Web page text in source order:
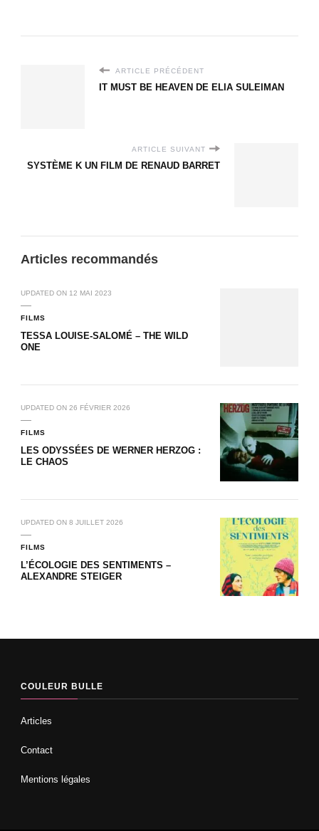
ARTICLE PRÉCÉDENT
IT MUST BE HEAVEN DE ELIA SULEIMAN
ARTICLE SUIVANT
SYSTÈME K UN FILM DE RENAUD BARRET
Articles recommandés
UPDATED ON 12 MAI 2023
FILMS
TESSA LOUISE-SALOMÉ – THE WILD
ONE
UPDATED ON 26 FÉVRIER 2026
FILMS
LES ODYSSÉES DE WERNER HERZOG :
LE CHAOS
UPDATED ON 8 JUILLET 2026
FILMS
L’ÉCOLOGIE DES SENTIMENTS –
ALEXANDRE STEIGER
COULEUR BULLE
Articles
Contact
Mentions légales